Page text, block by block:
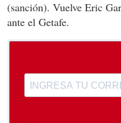
(sanción). Vuelve Eric
ante el Getafe.